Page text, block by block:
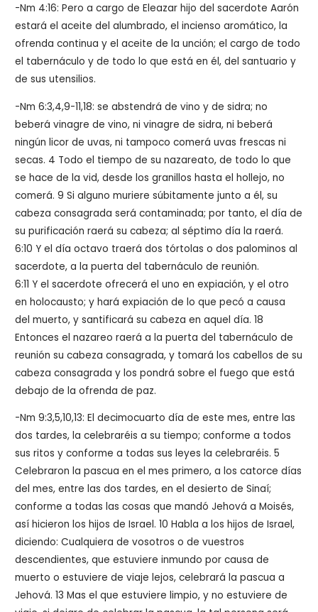
-Nm 4:16: Pero a cargo de Eleazar hijo del sacerdote Aarón
estará el aceite del alumbrado, el incienso aromático, la
ofrenda continua y el aceite de la unción; el cargo de todo
el tabernáculo y de todo lo que está en él, del santuario y
de sus utensilios.
-Nm 6:3,4,9-11,18: se abstendrá de vino y de sidra; no
beberá vinagre de vino, ni vinagre de sidra, ni beberá
ningún licor de uvas, ni tampoco comerá uvas frescas ni
secas. 4 Todo el tiempo de su nazareato, de todo lo que
se hace de la vid, desde los granillos hasta el hollejo, no
comerá. 9 Si alguno muriere súbitamente junto a él, su
cabeza consagrada será contaminada; por tanto, el día de
su purificación raerá su cabeza; al séptimo día la raerá.
6:10 Y el día octavo traerá dos tórtolas o dos palominos al
sacerdote, a la puerta del tabernáculo de reunión.
6:11 Y el sacerdote ofrecerá el uno en expiación, y el otro
en holocausto; y hará expiación de lo que pecó a causa
del muerto, y santificará su cabeza en aquel día. 18
Entonces el nazareo raerá a la puerta del tabernáculo de
reunión su cabeza consagrada, y tomará los cabellos de su
cabeza consagrada y los pondrá sobre el fuego que está
debajo de la ofrenda de paz.
-Nm 9:3,5,10,13: El decimocuarto día de este mes, entre las
dos tardes, la celebraréis a su tiempo; conforme a todos
sus ritos y conforme a todas sus leyes la celebraréis. 5
Celebraron la pascua en el mes primero, a los catorce días
del mes, entre las dos tardes, en el desierto de Sinaí;
conforme a todas las cosas que mandó Jehová a Moisés,
así hicieron los hijos de Israel. 10 Habla a los hijos de Israel,
diciendo: Cualquiera de vosotros o de vuestros
descendientes, que estuviere inmundo por causa de
muerto o estuviere de viaje lejos, celebrará la pascua a
Jehová. 13 Mas el que estuviere limpio, y no estuviere de